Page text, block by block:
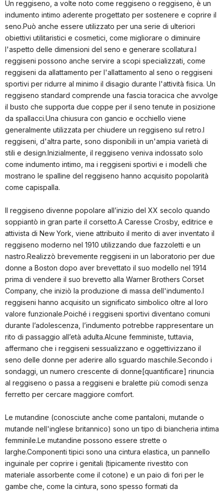
Un reggiseno, a volte noto come reggiseno o reggiseno, è un
indumento intimo aderente progettato per sostenere e coprire il
seno.Può anche essere utilizzato per una serie di ulteriori
obiettivi utilitaristici e cosmetici, come migliorare o diminuire
l'aspetto delle dimensioni del seno e generare scollatura.I
reggiseni possono anche servire a scopi specializzati, come
reggiseni da allattamento per l'allattamento al seno o reggiseni
sportivi per ridurre al minimo il disagio durante l'attività fisica. Un
reggiseno standard comprende una fascia toracica che avvolge
il busto che supporta due coppe per il seno tenute in posizione
da spallacci.Una chiusura con gancio e occhiello viene
generalmente utilizzata per chiudere un reggiseno sul retro.I
reggiseni, d'altra parte, sono disponibili in un'ampia varietà di
stili e design.Inizialmente, il reggiseno veniva indossato solo
come indumento intimo, ma i reggiseni sportivi e i modelli che
mostrano le spalline del reggiseno hanno acquisito popolarità
come capispalla.
Il reggiseno divenne popolare all’inizio del XX secolo quando
soppiantò in gran parte il corsetto.A Caresse Crosby, editrice e
attivista di New York, viene attribuito il merito di aver inventato il
reggiseno moderno nel 1910 utilizzando due fazzoletti e un
nastro.Realizzò brevemente reggiseni in un laboratorio per due
donne a Boston dopo aver brevettato il suo modello nel 1914
prima di vendere il suo brevetto alla Warner Brothers Corset
Company, che iniziò la produzione di massa dell'indumento.I
reggiseni hanno acquisito un significato simbolico oltre al loro
valore funzionale.Poiché i reggiseni sportivi diventano comuni
durante l’adolescenza, l’indumento potrebbe rappresentare un
rito di passaggio all’età adulta.Alcune femministe, tuttavia,
affermano che i reggiseni sessualizzano e oggettivizzano il
seno delle donne per aderire allo sguardo maschile.Secondo i
sondaggi, un numero crescente di donne[quantificare] rinuncia
al reggiseno o passa a reggiseni e bralette più comodi senza
ferretto per cercare maggiore comfort.
Le mutandine (conosciute anche come pantaloni, mutande o
mutande nell'inglese britannico) sono un tipo di biancheria intima
femminile.Le mutandine possono essere strette o
larghe.Componenti tipici sono una cintura elastica, un pannello
inguinale per coprire i genitali (tipicamente rivestito con
materiale assorbente come il cotone) e un paio di fori per le
gambe che, come la cintura, sono spesso formati da